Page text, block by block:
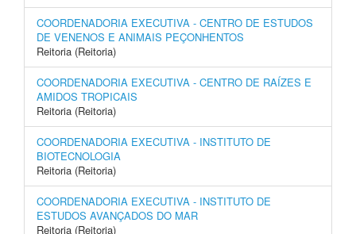
COORDENADORIA EXECUTIVA - CENTRO DE ESTUDOS
DE VENENOS E ANIMAIS PEÇONHENTOS
Reitoria (Reitoria)
COORDENADORIA EXECUTIVA - CENTRO DE RAÍZES E
AMIDOS TROPICAIS
Reitoria (Reitoria)
COORDENADORIA EXECUTIVA - INSTITUTO DE
BIOTECNOLOGIA
Reitoria (Reitoria)
COORDENADORIA EXECUTIVA - INSTITUTO DE
ESTUDOS AVANÇADOS DO MAR
Reitoria (Reitoria)